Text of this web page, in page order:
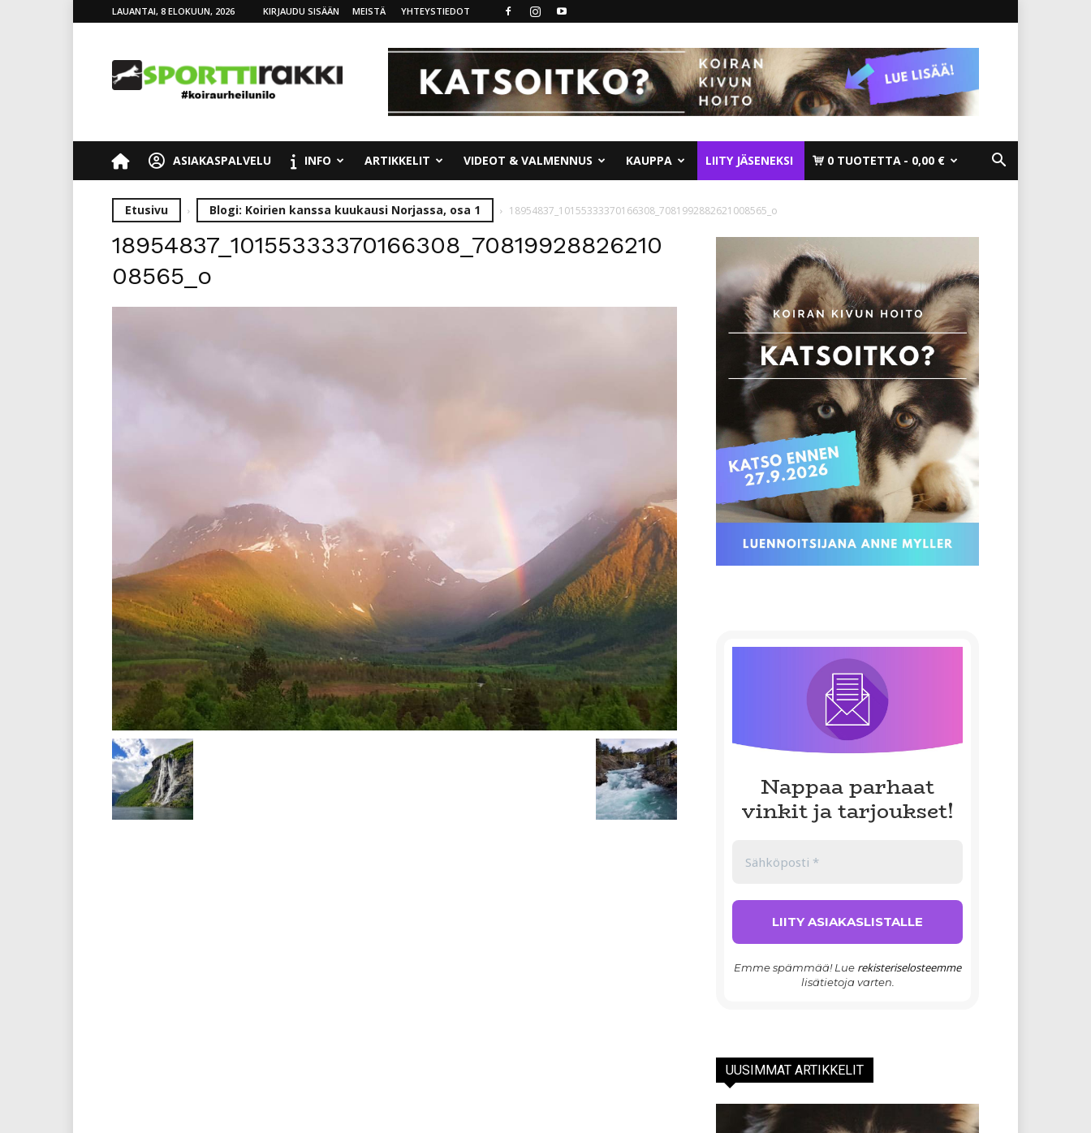
LAUANTAI, 8 ELOKUUN, 2026 KIRJAUDU SISÄÄN MEISTÄ YHTEYSTIEDOT
ASIAKASPALVELU INFO ARTIKKELIT VIDEOT & VALMENNUS KAUPPA LIITY JÄSENEKSI 0 TUOTETTA 0,00 €
Etusivu Blogi: Koirien kanssa kuukausi Norjassa, osa 1 18954837_10155333370166308_7081992882621008565_o
18954837_10155333370166308_70819928826210
08565_o
Nappaa parhaat
vinkit ja tarjoukset!
Emme spämmää! Lue rekisteriselosteemme
lisätietoja varten.
UUSIMMAT ARTIKKELIT